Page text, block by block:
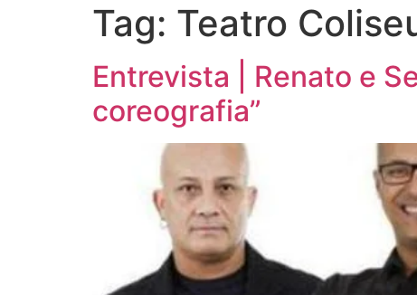
Tag: Teatro
Entrevista | Renato e
coreografia”